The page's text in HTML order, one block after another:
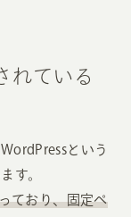
れている
という
す。
ており、固定ペ